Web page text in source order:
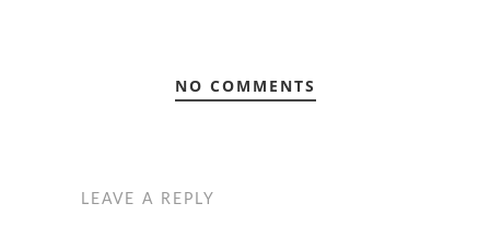
NO COMMENTS
LEAVE A REPLY